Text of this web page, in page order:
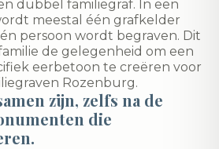
dubbel familiegraf. In een
meestal één grafkelder
persoon wordt begraven. Dit
de gelegenheid om een
eerbetoon te creëren voor
Rozenburg.
zijn, zelfs na de
die